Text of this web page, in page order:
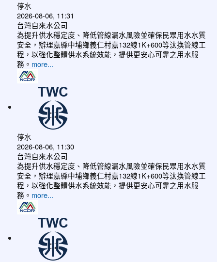
停水
2026-08-06, 11:31
台灣自來水公司
為提升供水穩定度、降低管線漏水風險並確保民眾用水水質
安全，辦理嘉縣中埔鄉義仁村嘉132線1K+600等汰換管線工
程，以強化整體供水系統效能，提供更安心可靠之用水服
務。 more...
停水
2026-08-06, 11:30
台灣自來水公司
為提升供水穩定度、降低管線漏水風險並確保民眾用水水質
安全，辦理嘉縣中埔鄉義仁村嘉132線1K+600等汰換管線工
程，以強化整體供水系統效能，提供更安心可靠之用水服
務。 more...